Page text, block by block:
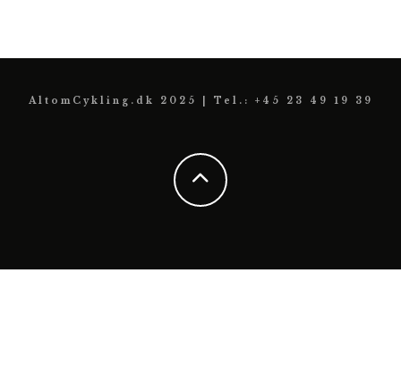
AltomCykling.dk 2025 | Tel.: +45 23 49 19 39